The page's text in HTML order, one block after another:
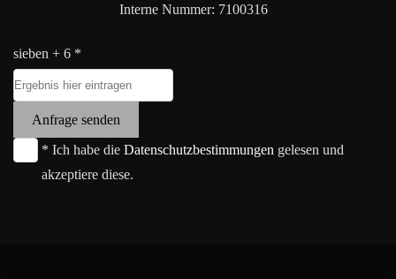
Interne Nummer: 7100316
sieben + 6 *
Anfrage senden
* Ich habe die Datenschutzbestimmungen gelesen und
akzeptiere diese.